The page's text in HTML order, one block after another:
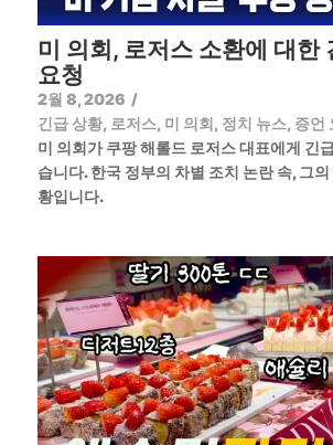
미 의회, 로저스 소환에 대한
요청
2월 8, 2026 /
긴급 상황, 로저스, 미 의회, 정치 뉴스, 증언
미 의회가 쿠팡 해롤드 로저스 대표에게 긴
습니다. 한국 정부의 차별 조치 논란 속, 그
황입니다.